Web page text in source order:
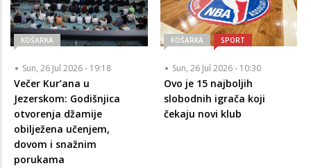
KOŠARKA
Sun, 26 Jul 2026 - 19:18
Večer Kur’ana u
Jezerskom: Godišnjica
otvorenja džamije
obilježena učenjem,
dovom i snažnim
porukama
KOŠARKA SPORT
Sun, 26 Jul 2026 - 10:30
Ovo je 15 najboljih
slobodnih igrača koji
čekaju novi klub